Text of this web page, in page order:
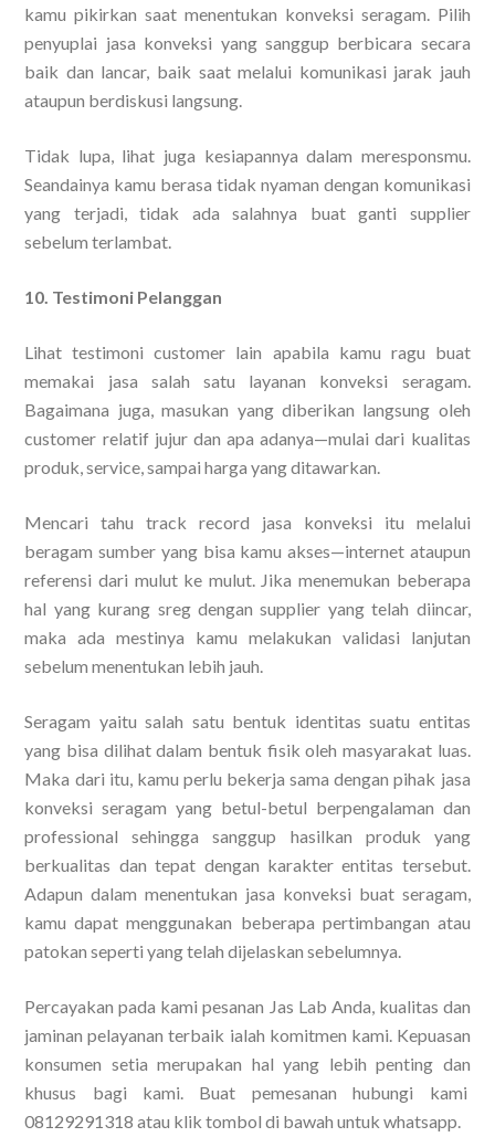
kamu pikirkan saat menentukan konveksi seragam. Pilih
penyuplai jasa konveksi yang sanggup berbicara secara
baik dan lancar, baik saat melalui komunikasi jarak jauh
ataupun berdiskusi langsung.
Tidak lupa, lihat juga kesiapannya dalam meresponsmu.
Seandainya kamu berasa tidak nyaman dengan komunikasi
yang terjadi, tidak ada salahnya buat ganti supplier
sebelum terlambat.
10. Testimoni Pelanggan
Lihat testimoni customer lain apabila kamu ragu buat
memakai jasa salah satu layanan konveksi seragam.
Bagaimana juga, masukan yang diberikan langsung oleh
customer relatif jujur dan apa adanya—mulai dari kualitas
produk, service, sampai harga yang ditawarkan.
Mencari tahu track record jasa konveksi itu melalui
beragam sumber yang bisa kamu akses—internet ataupun
referensi dari mulut ke mulut. Jika menemukan beberapa
hal yang kurang sreg dengan supplier yang telah diincar,
maka ada mestinya kamu melakukan validasi lanjutan
sebelum menentukan lebih jauh.
Seragam yaitu salah satu bentuk identitas suatu entitas
yang bisa dilihat dalam bentuk fisik oleh masyarakat luas.
Maka dari itu, kamu perlu bekerja sama dengan pihak jasa
konveksi seragam yang betul-betul berpengalaman dan
professional sehingga sanggup hasilkan produk yang
berkualitas dan tepat dengan karakter entitas tersebut.
Adapun dalam menentukan jasa konveksi buat seragam,
kamu dapat menggunakan beberapa pertimbangan atau
patokan seperti yang telah dijelaskan sebelumnya.
Percayakan pada kami pesanan Jas Lab Anda, kualitas dan
jaminan pelayanan terbaik ialah komitmen kami. Kepuasan
konsumen setia merupakan hal yang lebih penting dan
khusus bagi kami. Buat pemesanan hubungi kami
08129291318 atau klik tombol di bawah untuk whatsapp.